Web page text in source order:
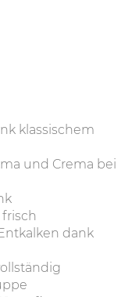
klassischem
und Crema bei
dank